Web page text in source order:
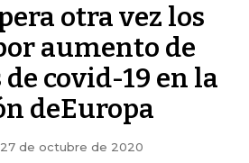
otra vez los
aumento de
covid-19 en la
deEuropa
de octubre de 2020